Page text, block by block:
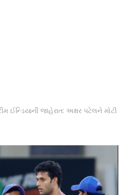
ઈન્ડિયાની જાહેરાત: અક્ષર પટેલને મોટી